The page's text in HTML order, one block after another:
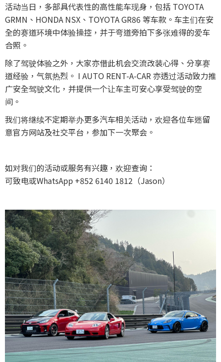
活动当日，多部具代表性的高性能车现身，包括 TOYOTA
GRMN、HONDA NSX、TOYOTA GR86 等车款。车主们在安
全的赛道环境中体验操控，并于弯道旁拍下多张难得的爱车
合照。
除了驾驶体验之外，大家亦借此机会交流改装心得、分享赛
道经验，气氛热烈。 I AUTO RENT-A-CAR 亦透过活动致力推
广安全驾驶文化，并提供一个让车主可安心享受驾驶的空
间。
我们将继续不定期举办更多汽车相关活动，欢迎各位车迷留
意官方网站及社交平台，参加下一次聚会。
如对我们的活动或服务有兴趣，欢迎查询：
可致电或WhatsApp +852 6140 1812（Jason）